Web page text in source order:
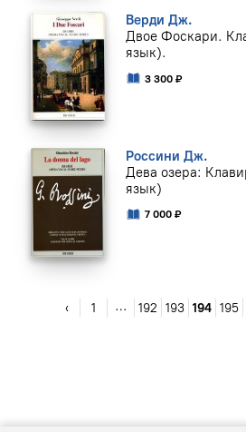
Верди Дж.
Двое Фоскари.
язык).
3 300 ₽
Россини Дж.
Дева озера:
язык)
7 000 ₽
‹ 1 … 192 193 194 195